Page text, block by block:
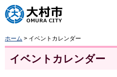
大村市
ホーム > イベントカレンダー
イベントカレンダー